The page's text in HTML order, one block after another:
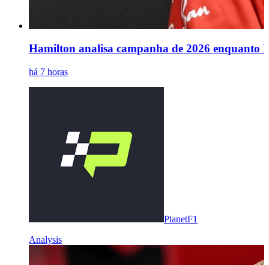
Hamilton analisa campanha de 2026 enquanto
há 7 horas
PlanetF1
Analysis